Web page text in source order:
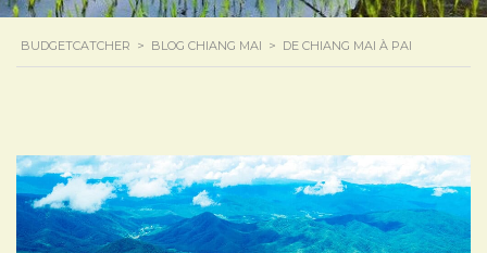
BUDGETCATCHER > BLOG CHIANG MAI > DE CHIANG MAI À PAI